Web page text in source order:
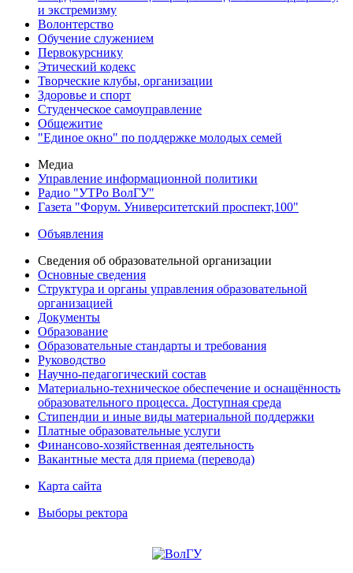
и экстремизму
Волонтерство
Обучение служением
Первокурснику
Этический кодекс
Творческие клубы, организации
Здоровье и спорт
Студенческое самоуправление
Общежитие
"Единое окно" по поддержке молодых семей
Медиа
Управление информационной политики
Радио "УТРо ВолГУ"
Газета "Форум. Университетский проспект,100"
Объявления
Сведения об образовательной организации
Основные сведения
Структура и органы управления образовательной
организацией
Документы
Образование
Образовательные стандарты и требования
Руководство
Научно-педагогический состав
Материально-техническое обеспечение и оснащённость
образовательного процесса. Доступная среда
Стипендии и иные виды материальной поддержки
Платные образовательные услуги
Финансово-хозяйственная деятельность
Вакантные места для приема (перевода)
Карта сайта
Выборы ректора